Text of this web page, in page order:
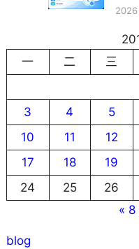
2026
一
二 三
3
4 5
10
11 12
17
18 19
24
25 26
« 8
blog